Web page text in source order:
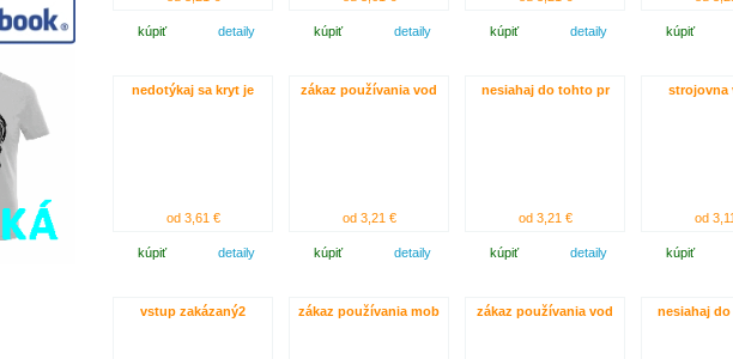
kúpiť detaily kúpiť detaily kúpiť detaily kúpiť
nedotýkaj sa kryt je
od 3,61 €
kúpiť detaily
zákaz používania vod
od 3,21 €
kúpiť detaily
nesiahaj do tohto pr
od 3,21 €
kúpiť detaily
strojovna
od
kúpiť
vstup zakázaný2 zákaz používania mob zákaz používania vod nesiahaj